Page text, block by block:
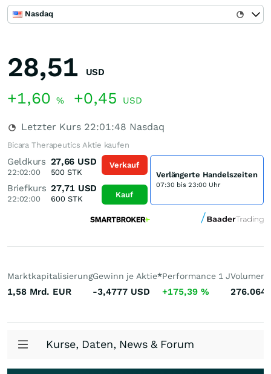
Nasdaq
28,51 USD
+1,60 % +0,45 USD
Letzter Kurs 22:01:48 Nasdaq
Bicara Therapeutics Aktie kaufen
Geldkurs
22:02:00
27,66 USD
500 STK
Briefkurs
22:02:00
27,71 USD
600STK
Verkauf
Kauf
Verlängerte Handelszeiten
07:30 bis 23:00 Uhr
Marktkapitalisierung
1,58 Mrd. EUR
Gewinn je Aktie*
-3,4777 USD
Performance 1 J
+175,39 %
Volumen
276.064
Kurse, Daten, News & Forum